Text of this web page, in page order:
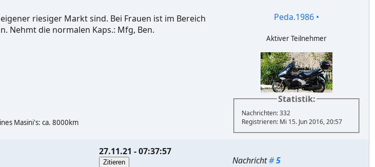
riesiger Markt sind. Bei Frauen ist im Bereich
Nehmt die normalen Kaps.: Mfg, Ben.
Masini's: ca. 8000km
Peda.1986 •
Aktiver Teilnehmer
Statistik:
Nachrichten: 332
Registrieren: Mi 15. Jun 2016, 20:57
27.11.21 - 07:37:57
Nachricht#5